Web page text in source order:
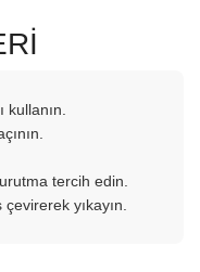
kullanın.
tercih edin.
yıkayın.